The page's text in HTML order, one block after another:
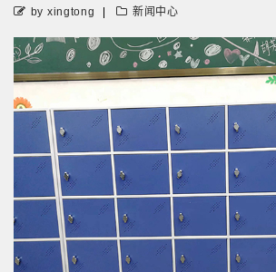
by xingtong 新闻中心